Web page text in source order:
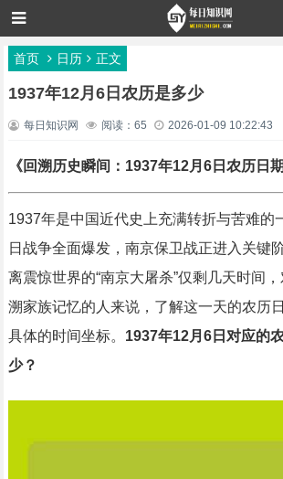
首页 日历 正文
1937年12月6日农历是多少
每日知识网 阅读：65 2026-01-09 10:22:43
《回溯历史瞬间：1937年12月6日农历日期
1937年是中国近代史上充满转折与苦难的
日战争全面爆发，南京保卫战正进入关键
离震惊世界的“南京大屠杀”仅剩几天时间
溯家族记忆的人来说，了解这一天的农历
具体的时间坐标。 1937年12月6日对应的
少？